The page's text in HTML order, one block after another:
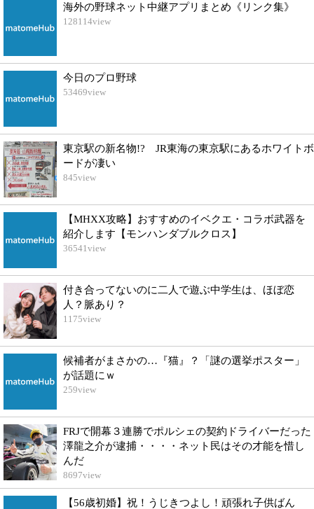
海外の野球ネット中継アプリまとめ《リンク集》
128114view
今日のプロ野球
53469view
東京駅の新名物!? JR東海の東京駅にあるホワイトボ
ードが凄い
845view
【MHXX攻略】おすすめのイベクエ・コラボ武器を
紹介します【モンハンダブルクロス】
36541view
付き合ってないのに二人で遊ぶ中学生は、ほぼ恋
人？脈あり？
1175view
候補者がまさかの…『猫』？「謎の選挙ポスター」
が話題にｗ
259view
FRJで開幕３連勝でポルシェの契約ドライバーだった
澤龍之介が逮捕・・・・ネット民はその才能を惜し
んだ
8697view
【56歳初婚】祝！うじきつよし！頑張れ子供ばん